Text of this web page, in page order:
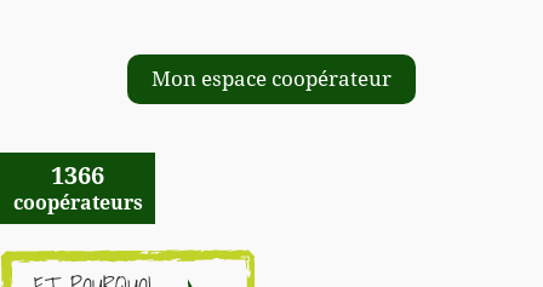
Mon espace coopérateur
1366
coopérateurs